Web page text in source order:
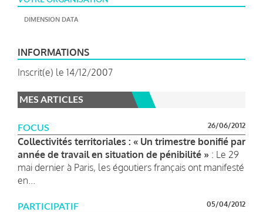
DIMENSION DATA
INFORMATIONS
Inscrit(e) le 14/12/2007
MES ARTICLES
FOCUS 26/06/2012
Collectivités territoriales : « Un trimestre bonifié par
année de travail en situation de pénibilité » : Le 29
mai dernier à Paris, les égoutiers français ont manifesté
en...
PARTICIPATIF 05/04/2012